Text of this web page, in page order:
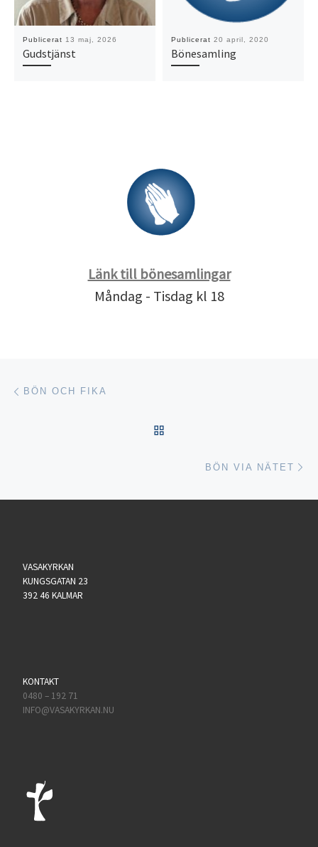
Publicerat 13 maj, 2026
Gudstjänst
Publicerat 20 april, 2020
Bönesamling
Länk till bönesamlingar
Måndag - Tisdag kl 18
Inläggsnavigering
BÖN OCH FIKA
BÖN VIA NÄTET
VASAKYRKAN
KUNGSGATAN 23
392 46 KALMAR
KONTAKT
0480 – 192 71
INFO@VASAKYRKAN.NU